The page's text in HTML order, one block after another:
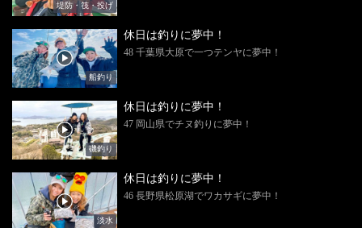
堤防・筏・投げ
船釣り
休日は釣りに夢中！
48 千葉県大原で一つテンヤに夢中！
磯釣り
休日は釣りに夢中！
47 岡山県でチヌ釣りに夢中！
淡水
休日は釣りに夢中！
46 長野県松原湖でワカサギに夢中！